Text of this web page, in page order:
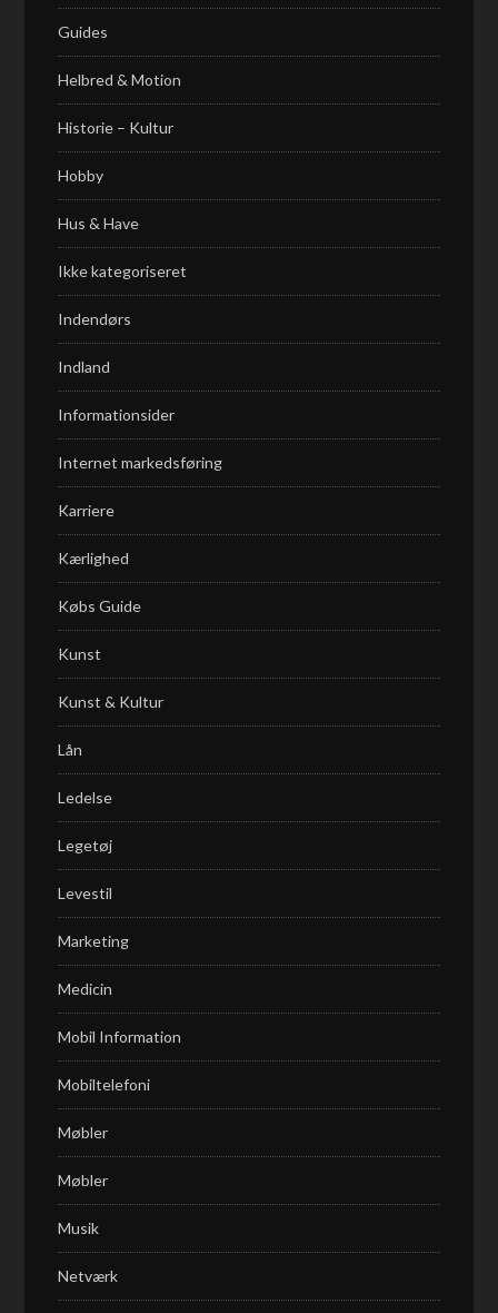
Guides
Helbred & Motion
Historie – Kultur
Hobby
Hus & Have
Ikke kategoriseret
Indendørs
Indland
Informationsider
Internet markedsføring
Karriere
Kærlighed
Købs Guide
Kunst
Kunst & Kultur
Lån
Ledelse
Legetøj
Levestil
Marketing
Medicin
Mobil Information
Mobiltelefoni
Møbler
Møbler
Musik
Netværk